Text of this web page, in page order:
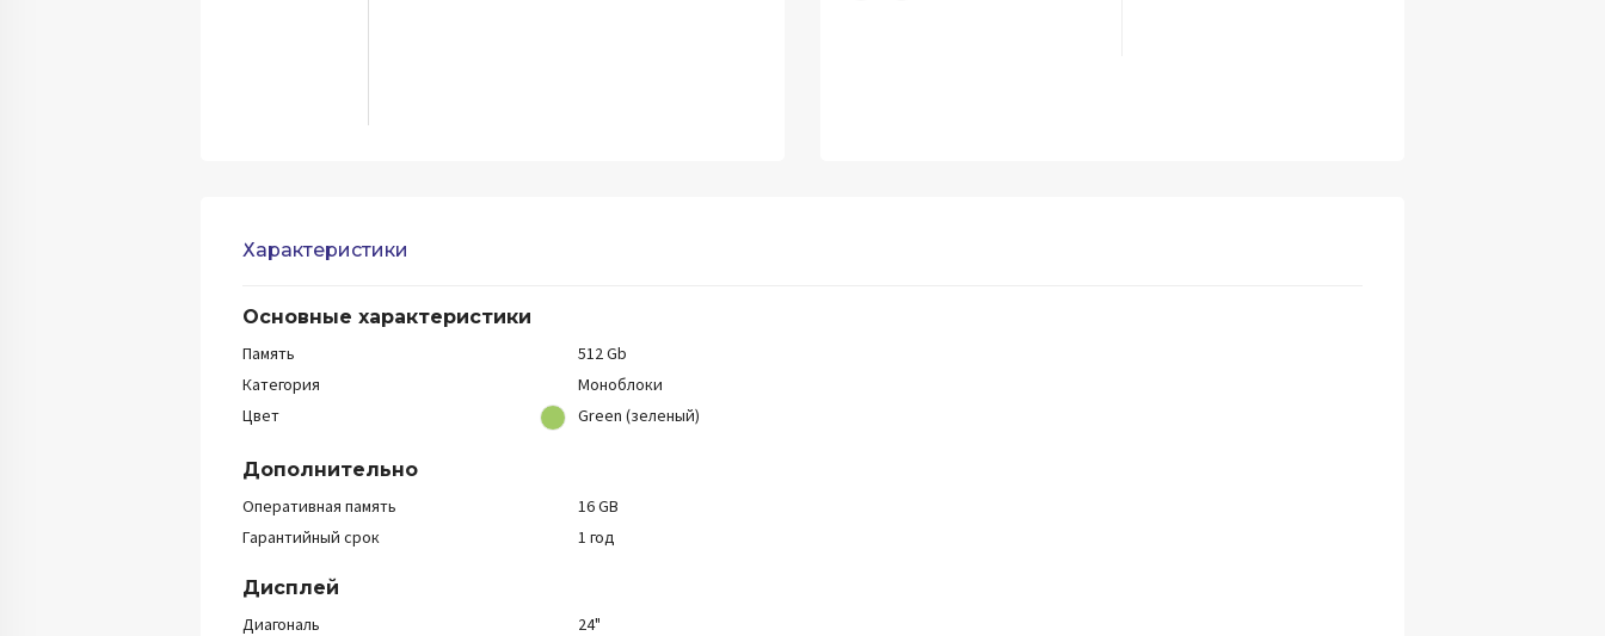
Характеристики
Основные характеристики
Память
512 Gb
Категория
Моноблоки
Цвет
Green (зеленый)
Дополнительно
Оперативная память
16 GB
Гарантийный срок
1 год
Дисплей
Диагональ
24"